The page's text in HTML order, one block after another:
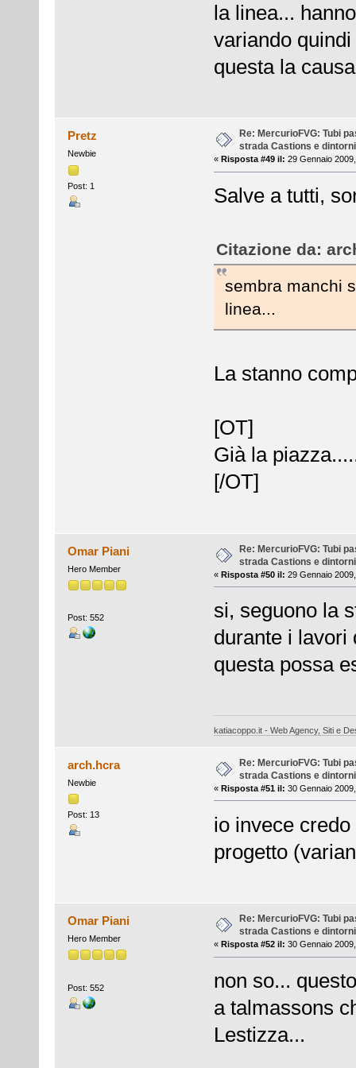
la linea...
variando
questa la
Pretz
Newbie
Post: 1
Re: MercurioFVG: Tubi
strada Castions e dintorni
« Risposta #49 il: 29 Gennaio
Salve a tutti,
Citazione da:
sembra manchi
linea...
La stanno
[OT]
Già la
[/OT]
Omar Piani
Hero Member
Post: 552
Re: MercurioFVG: Tubi
strada Castions e dintorni
« Risposta #50 il: 29 Gennaio
si, seguono la
durante i lavori
questa possa
katiacoppo.it - Web Agency, Siti e
arch.hcra
Newbie
Post: 13
Re: MercurioFVG: Tubi
strada Castions e dintorni
« Risposta #51 il: 30 Gennaio
io invece
progetto
Omar Piani
Hero Member
Post: 552
Re: MercurioFVG: Tubi
strada Castions e dintorni
« Risposta #52 il: 30 Gennaio
non so...
a talmassons
Lestizza...